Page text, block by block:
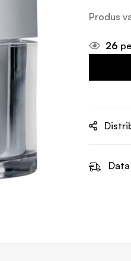
Produs
26